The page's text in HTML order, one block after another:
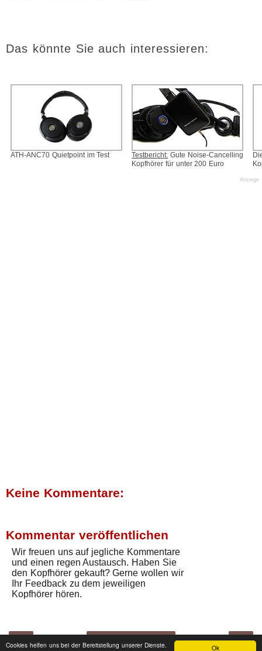
Ok
Cookies helfen uns bei der Bereitstellung unserer Dienste.
Das könnte Sie auch interessieren:
ATH-ANC70 Quietpoint im Test Testbericht: Gute Noise-Cancelling
Kopfhörer für unter 200 Euro
Anzeige
Keine Kommentare:
Kommentar veröffentlichen
Wir freuen uns auf jegliche Kommentare
und einen regen Austausch. Haben Sie
den Kopfhörer gekauft? Gerne wollen wir
Ihr Feedback zu dem jeweiligen
Kopfhörer hören.
‹ ›